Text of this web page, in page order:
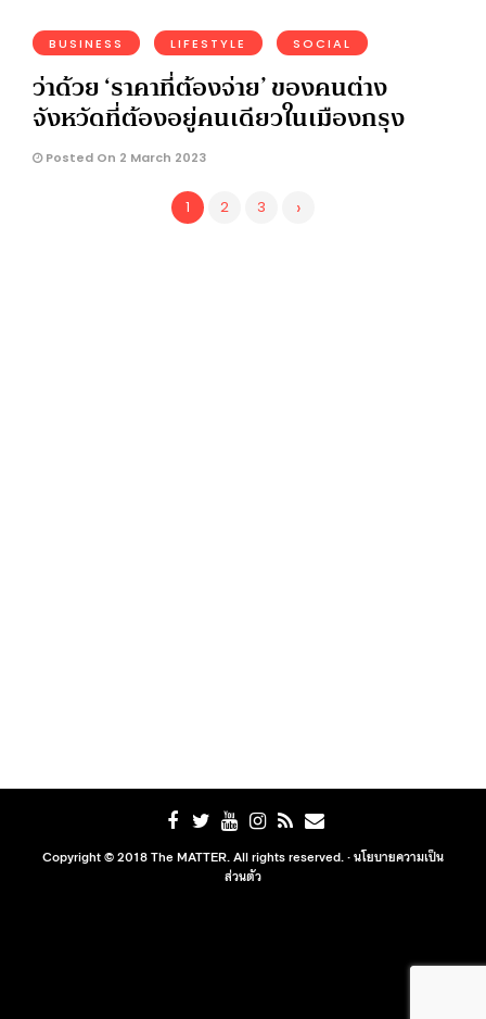
BUSINESS LIFESTYLE SOCIAL
ว่าด้วย ‘ราคาที่ต้องจ่าย’ ของคนต่าง
จังหวัดที่ต้องอยู่คนเดียวในเมืองกรุง
Posted On 2 March 2023
1 2 3 ›
Copyright © 2018 The MATTER. All rights reserved. ·นโยบายความเป็น
ส่วนตัว